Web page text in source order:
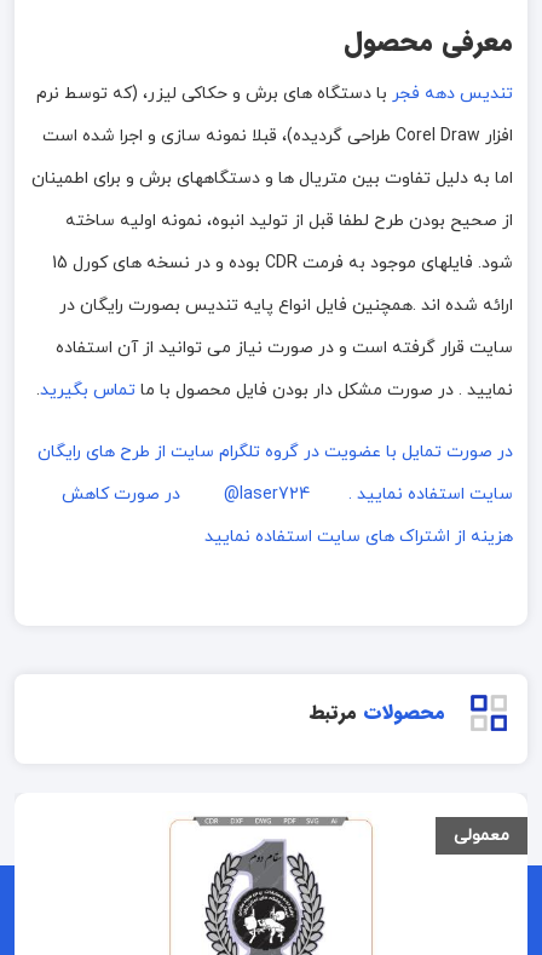
معرفی محصول
تندیس دهه فجر با دستگاه های برش و حکاکی لیزر، (که توسط نرم
افزار Corel Draw طراحی گردیده)، قبلا نمونه سازی و اجرا شده است
اما به دلیل تفاوت بین متریال ها و دستگاههای برش و برای اطمینان
از صحیح بودن طرح لطفا قبل از تولید انبوه، نمونه اولیه ساخته
شود. فایلهای موجود به فرمت CDR بوده و در نسخه های کورل 15
ارائه شده اند .همچنین فایل انواع پایه تندیس بصورت رایگان در
سایت قرار گرفته است و در صورت نیاز می توانید از آن استفاده
نمایید . در صورت مشکل دار بودن فایل محصول با ما تماس بگیرید.
در صورت تمایل با عضویت در گروه تلگرام سایت از طرح های رایگان
سایت استفاده نمایید . laser724@
در صورت کاهش
هزینه از اشتراک های سایت استفاده نمایید
محصولات مرتبط
معمولی